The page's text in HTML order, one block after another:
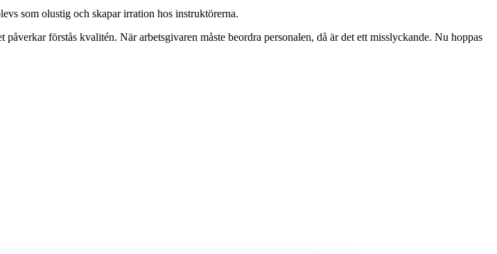
som olustig och skapar irration hos instruktörerna.
förstås kvalitén. När arbetsgivaren måste beordra personalen, då är det ett misslyckande. Nu hoppas